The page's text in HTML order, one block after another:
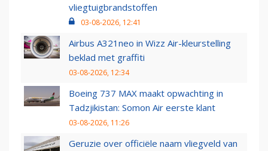
vliegtuigbrandstoffen
03-08-2026, 12:41
Airbus A321neo in Wizz Air-kleurstelling
beklad met graffiti
03-08-2026, 12:34
Boeing 737 MAX maakt opwachting in
Tadzjikistan: Somon Air eerste klant
03-08-2026, 11:26
Geruzie over officiële naam vliegveld van